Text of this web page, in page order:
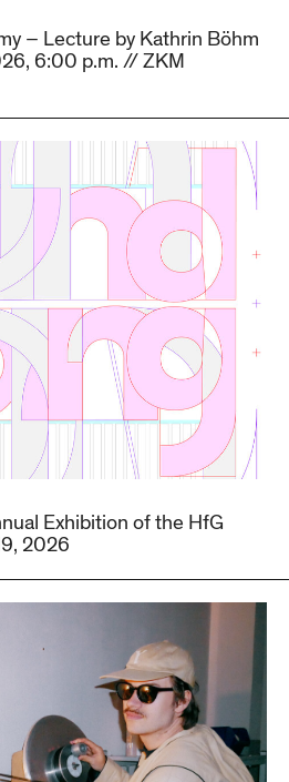
– Lecture by Kathrin Böhm
6:00 p.m. // ZKM
Exhibition of the HfG
2026